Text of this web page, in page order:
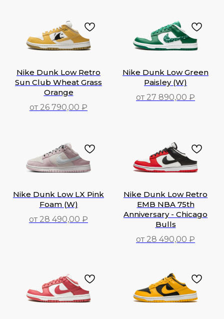
Nike Dunk Low Retro
Sun Club Wheat Grass
Orange
от 26 790,00 ₽
Nike Dunk Low Green
Paisley (W)
от 27 890,00 ₽
Nike Dunk Low LX Pink
Foam (W)
от 28 490,00 ₽
Nike Dunk Low Retro
EMB NBA 75th
Anniversary - Chicago
Bulls
от 28 490,00 ₽